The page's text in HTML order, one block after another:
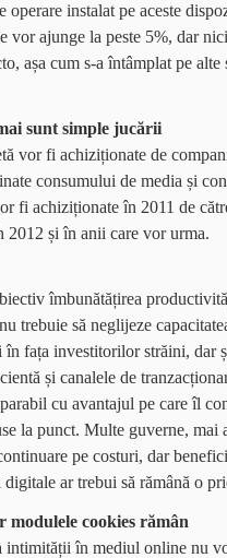
instalat pe aceste
vor ajunge la peste 5%, dar
așa cum s-a întâmplat pe alte
sunt simple jucării
vor fi achiziționate de
consumului de media și
fi achiziționate în 2011 de
2012 și în anii care vor urma.
îmbunătățirea
trebuie să neglijeze
fața investitorilor străini, dar
și canalele de
cu avantajul pe care îl
la punct. Multe guverne, mai
pe costuri, dar
ar trebui să rămână o
modulele cookies rămân
intimității în mediul online nu